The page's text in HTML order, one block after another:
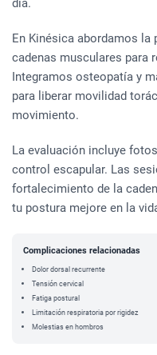
En Kinésica abordamos la
cadenas musculares para
Integramos osteopatía y
para liberar movilidad
movimiento.
La evaluación incluye
control escapular. Las
fortalecimiento de la
tu postura mejore en la
Complicaciones relacionadas
Dolor dorsal recurrente
Tensión cervical
Fatiga postural
Limitación respiratoria por rigidez
Molestias en hombros